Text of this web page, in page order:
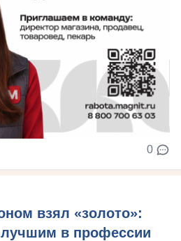
0
взял «золото»:
в профессии